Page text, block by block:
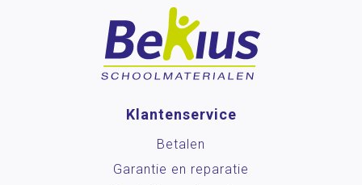
Klantenservice
Betalen
Garantie en reparatie